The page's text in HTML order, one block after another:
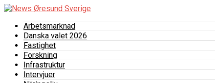
Arbetsmarknad
Danska valet 2026
Fastighet
Forskning
Infrastruktur
Intervjuer